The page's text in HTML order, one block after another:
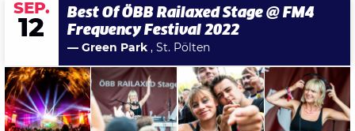
SEP.
12
Best Of ÖBB Railaxed Stage @ FM4
Frequency Festival 2022
— Green Park , St. Pölten